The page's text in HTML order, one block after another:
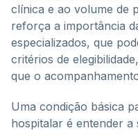
clínica e ao volume de
reforça a importância
especializados, que
critérios de
que o
Uma condição básica
hospitalar é entender a